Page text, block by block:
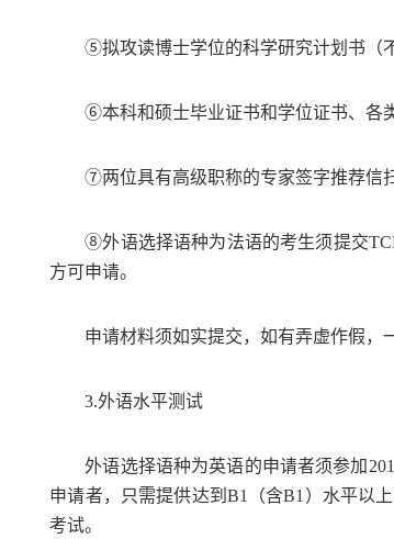
⑤拟攻读博士学位的科学研究计划书（
⑥本科和硕士毕业证书和学位证书、各
⑦两位具有高级职称的专家签字推荐信
⑧外语选择语种为法语的考生须提交
方可申请。
申请材料须如实提交，如有弄虚作假，
3.外语水平测试
外语选择语种为英语的申请者须参加
申请者，只需提供达到 B1 （含B1 ）水平以
考试。